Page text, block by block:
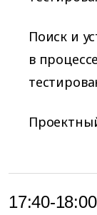
Поиск и
в
17:40-18:00